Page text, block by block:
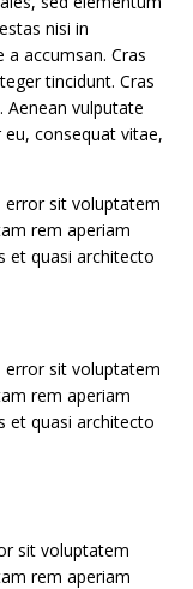
nisi in
a accumsan. Cras
tincidunt. Cras
Aenean vulputate
consequat vitae,
error sit voluptatem
rem aperiam
et quasi architecto
error sit voluptatem
rem aperiam
et quasi architecto
sit voluptatem
rem aperiam